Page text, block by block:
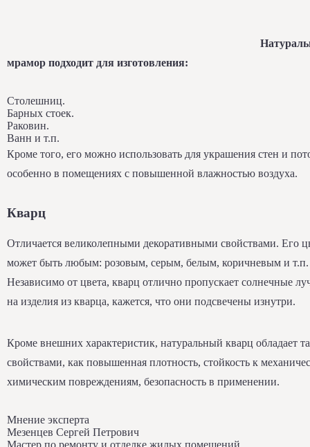
мрамор подходит для изготовления:
Столешниц.
Барных стоек.
Раковин.
Ванн и т.п.
Кроме того, его можно использовать для украшения стен и
особенно в помещениях с повышенной влажностью воздуха.
Кварц
Отличается великолепными декоративными свойствами. Его
может быть любым: розовым, серым, белым, коричневым и т.п.
Независимо от цвета, кварц отлично пропускает солнечные
на изделия из кварца, кажется, что они подсвечены изнутри.
Кроме внешних характеристик, натуральный кварц обладает
свойствами, как повышенная плотность, стойкость к
химическим повреждениям, безопасность в применении.
Мнение эксперта
Мезенцев Сергей Петрович
Мастер по ремонту и отделке жилых помещений